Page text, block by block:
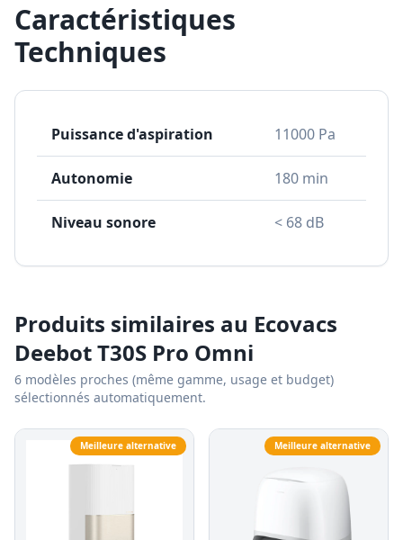
Caractéristiques
Techniques
Puissance d'aspiration 11000 Pa
Autonomie 180 min
Niveau sonore < 68 dB
Produits similaires au Ecovacs
Deebot T30S Pro Omni
6 modèles proches (même gamme, usage et budget)
sélectionnés automatiquement.
Meilleure alternative Meilleure alternative